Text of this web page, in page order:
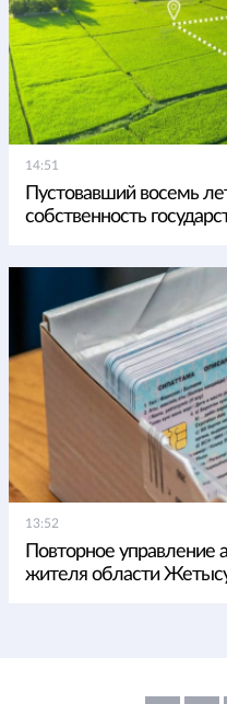
14:51
Пустовавший восемь
собственность
13:52
Повторное управление
жителя области